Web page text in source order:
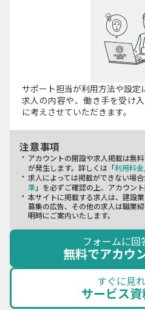
サポート担当が利用方法や設定
求人の内容や、働き手を受け
に考えさせていただきます。
注意事項
・ アカウントの開設や求人掲載は無
が発生します。詳しくは「利用料金
・ 求人によっては掲載ができない場
準」を必ずご確認の上、アカウン
・ 本サイトに掲載する求人は、建設
募集の広告、その他の求人は職業
明時にご案内いたします。
フォームに回
無料でアカウ
すぐに見
サービス